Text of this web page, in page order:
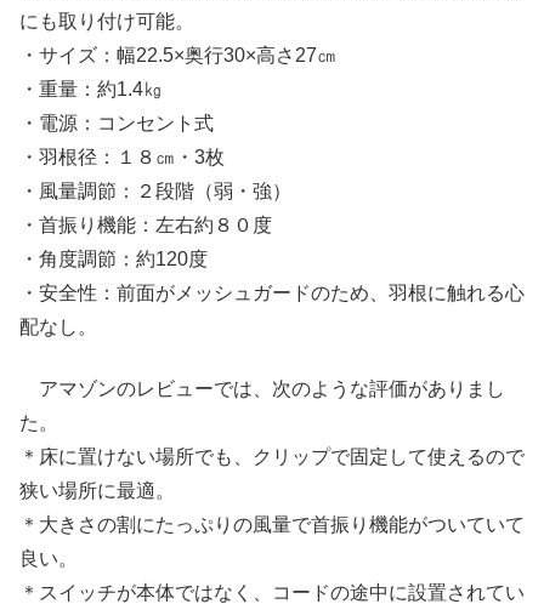
にも取り付け可能。
・サイズ：幅22.5×奥行30×高さ27㎝
・重量：約1.4㎏
・電源：コンセント式
・羽根径：１８㎝・3枚
・風量調節：２段階（弱・強）
・首振り機能：左右約８０度
・角度調節：約120度
・安全性：前面がメッシュガードのため、羽根に触れる心
配なし。
アマゾンのレビューでは、次のような評価がありまし
た。
＊床に置けない場所でも、クリップで固定して使えるので
狭い場所に最適。
＊大きさの割にたっぷりの風量で首振り機能がついていて
良い。
＊スイッチが本体ではなく、コードの途中に設置されてい